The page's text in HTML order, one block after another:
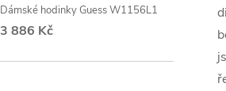
Dámské hodinky Guess W1156L1
3 886 Kč